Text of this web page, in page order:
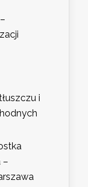
i
–